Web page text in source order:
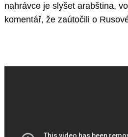
nahrávce je slyšet arabština,
komentář, že zaútočili o